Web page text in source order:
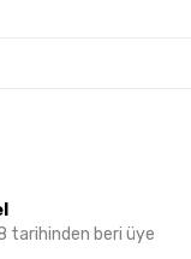
tarihinden beri üye